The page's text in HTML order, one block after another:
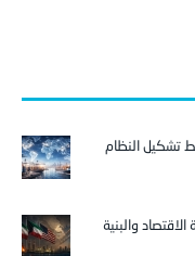
تشكيل النظام
والبنية